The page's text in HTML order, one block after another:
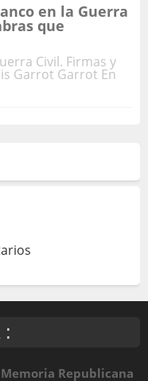
en la Guerra
que
Civil. Firmas y
Garrot Garrot En
:
Republicana